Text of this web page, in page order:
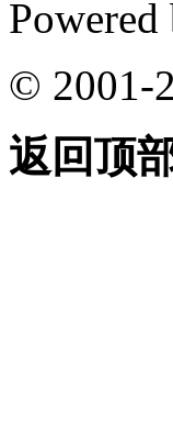
Powered
© 2001-
返回顶